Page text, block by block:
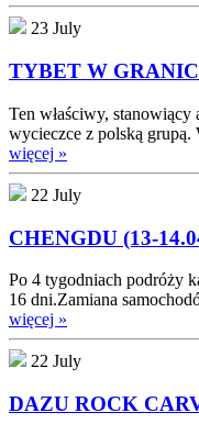
23 July
TYBET W
Ten właściwy,
wycieczce z polską grupą.
więcej »
22 July
CHENGDU (13-
Po 4 tygodniach podróży
16 dni.Zamiana
więcej »
22 July
DAZU ROCK